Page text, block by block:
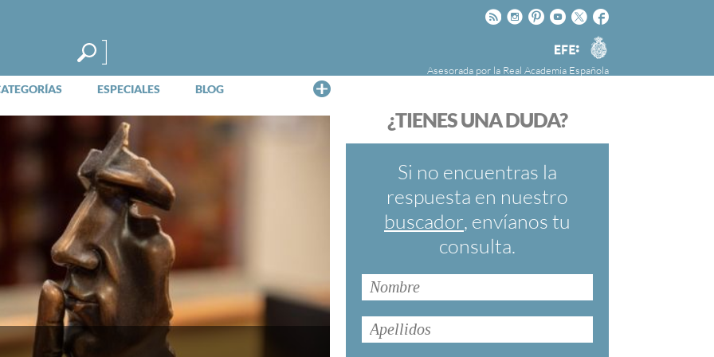
Facebook
Twitter
Youtube
Pinteres
Instagram
Rss
Agencia
EFE
Asesorada por la Real Academia Española
ESPECIALES BLOG
FundéuRAE es una fundación patrocinada por
cuyo objetivo es colaborar con el buen uso del
español en los medios de comunicación y en
Internet.
¿TIENES UNA DUDA?
Si no encuentras la
respuesta en nuestro
buscador, envíanos tu
consulta.